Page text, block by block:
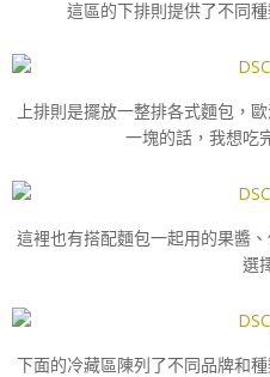
這區的下排則提供了不同
上排則是擺放一整排各式麵包，
一塊的話，我想吃
這裡也有搭配麵包一起用的果醬
選
下面的冷藏區陳列了不同品牌和